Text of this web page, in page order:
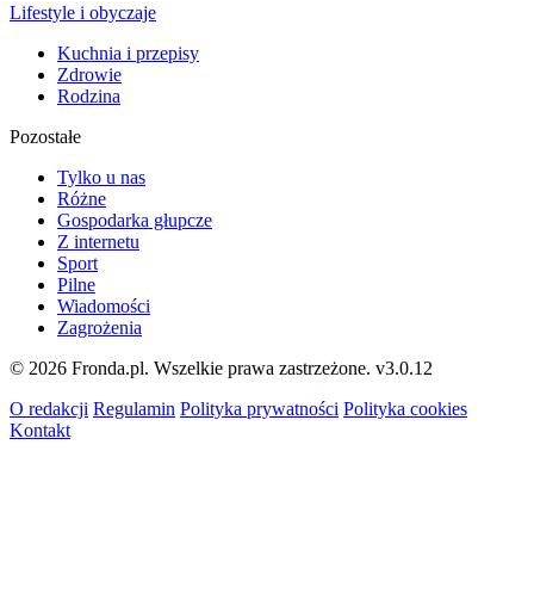
Lifestyle i obyczaje
Kuchnia i przepisy
Zdrowie
Rodzina
Pozostałe
Tylko u nas
Różne
Gospodarka głupcze
Z internetu
Sport
Pilne
Wiadomości
Zagrożenia
© 2026 Fronda.pl. Wszelkie prawa zastrzeżone. v3.0.12
O redakcji Regulamin Polityka prywatności Polityka cookies
Kontakt